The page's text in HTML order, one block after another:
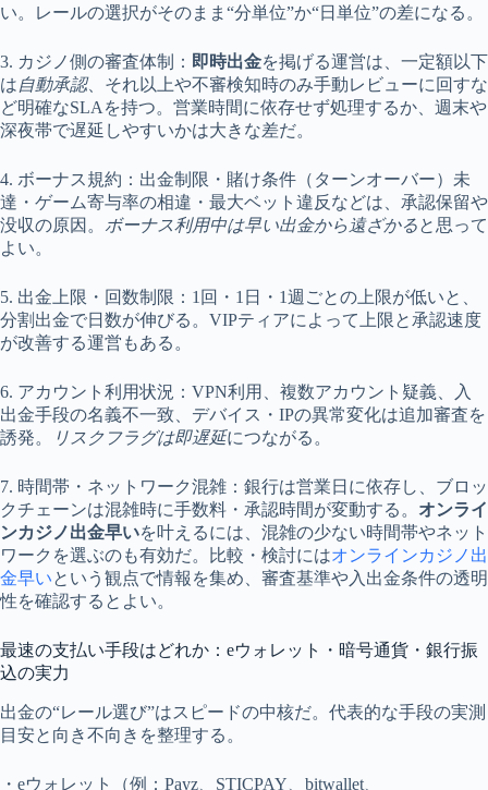
い。レールの選択がそのまま“分単位”か“日単位”の差になる。
3. カジノ側の審査体制： 即時出金を掲げる運営は、一定額以下
は自動承認、それ以上や不審検知時のみ手動レビューに回すな
ど明確なSLAを持つ。営業時間に依存せず処理するか、週末や
深夜帯で遅延しやすいかは大きな差だ。
4. ボーナス規約：出金制限・賭け条件（ターンオーバー）未
達・ゲーム寄与率の相違・最大ベット違反などは、承認保留や
没収の原因。 ボーナス利用中は早い出金から遠ざかると思って
よい。
5. 出金上限・回数制限：1回・1日・1週ごとの上限が低いと、
分割出金で日数が伸びる。VIPティアによって上限と承認速度
が改善する運営もある。
6. アカウント利用状況：VPN利用、複数アカウント疑義、入
出金手段の名義不一致、デバイス・IPの異常変化は追加審査を
誘発。
リスクフラグは即遅延につながる。
7. 時間帯・ネットワーク混雑：銀行は営業日に依存し、ブロッ
クチェーンは混雑時に手数料・承認時間が変動する。 オンライ
ンカジノ出金早いを叶えるには、混雑の少ない時間帯やネット
ワークを選ぶのも有効だ。比較・検討にはオンラインカジノ出
金早いという観点で情報を集め、審査基準や入出金条件の透明
性を確認するとよい。
最速の支払い手段はどれか：eウォレット・暗号通貨・銀行振
込の実力
出金の“レール選び”はスピードの中核だ。代表的な手段の実測
目安と向き不向きを整理する。
・eウォレット（例：Payz、STICPAY、bitwallet、